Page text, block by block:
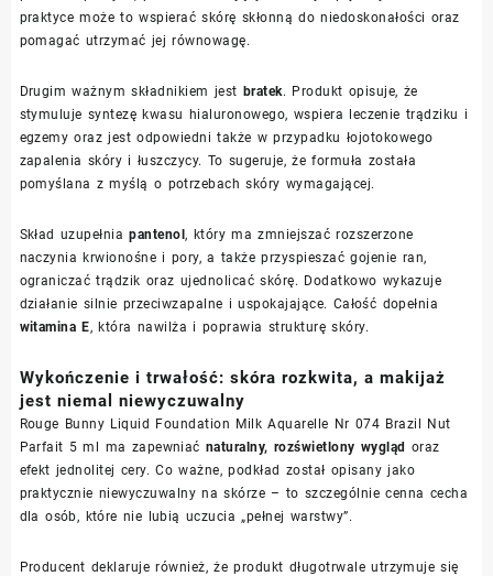
praktyce może to wspierać skórę skłonną do niedoskonałości oraz
pomagać utrzymać jej równowagę.
Drugim ważnym składnikiem jest bratek. Produkt opisuje, że
stymuluje syntezę kwasu hialuronowego, wspiera leczenie trądziku i
egzemy oraz jest odpowiedni także w przypadku łojotokowego
zapalenia skóry i łuszczycy. To sugeruje, że formuła została
pomyślana z myślą o potrzebach skóry wymagającej.
Skład uzupełniapantenol, który ma zmniejszać rozszerzone
naczynia krwionośne i pory, a także przyspieszać gojenie ran,
ograniczać trądzik oraz ujednolicać skórę. Dodatkowo wykazuje
działanie silnie przeciwzapalne i uspokajające. Całość dopełnia
witamina E, która nawilża i poprawia strukturę skóry.
Wykończenie i trwałość: skóra rozkwita, a makijaż
jest niemal niewyczuwalny
Rouge Bunny Liquid Foundation Milk Aquarelle Nr 074 Brazil Nut
Parfait 5 ml ma zapewniać naturalny, rozświetlony wygląd oraz
efekt jednolitej cery. Co ważne, podkład został opisany jako
praktycznie niewyczuwalny na skórze – to szczególnie cenna cecha
dla osób, które nie lubią uczucia „pełnej warstwy”.
Producent deklaruje również, że produkt długotrwale utrzymuje się